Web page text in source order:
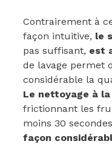
Contrairement à
façon intuitive, le
pas suffisant, est
de lavage permet
considérable la
Le nettoyage à
frictionnant les
moins 30
façon